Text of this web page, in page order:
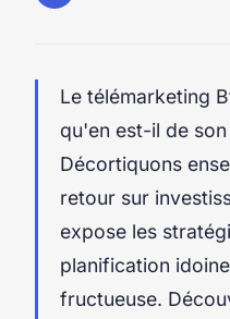
Le télémarketing
qu'en est-il de
Décortiquons
retour sur
expose les
planification
fructueuse.